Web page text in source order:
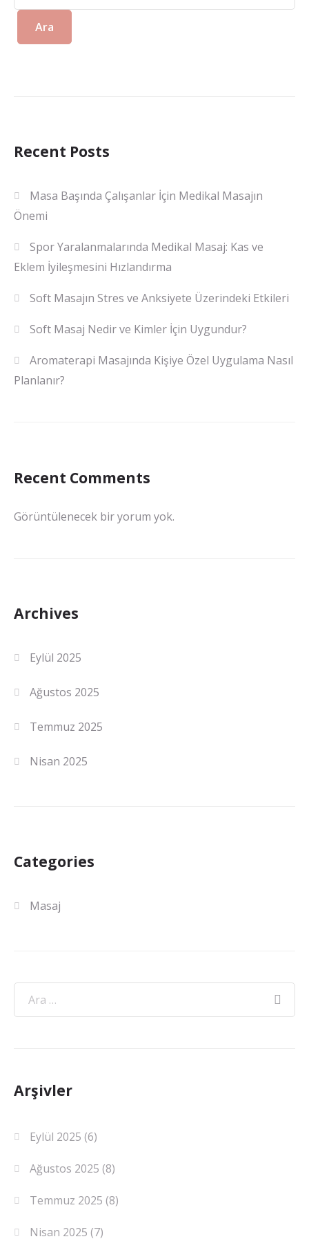
Ara
Recent Posts
Masa Başında Çalışanlar İçin Medikal Masajın
Önemi
Spor Yaralanmalarında Medikal Masaj: Kas ve
Eklem İyileşmesini Hızlandırma
Soft Masajın Stres ve Anksiyete Üzerindeki Etkileri
Soft Masaj Nedir ve Kimler İçin Uygundur?
Aromaterapi Masajında Kişiye Özel Uygulama Nasıl
Planlanır?
Recent Comments
Görüntülenecek bir yorum yok.
Archives
Eylül 2025
Ağustos 2025
Temmuz 2025
Nisan 2025
Categories
Masaj
Arşivler
Eylül 2025 (6)
Ağustos 2025 (8)
Temmuz 2025 (8)
Nisan 2025 (7)